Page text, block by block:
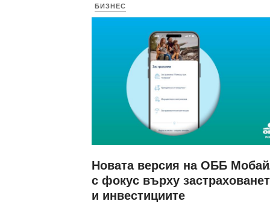
БИЗНЕС
Новата версия на ОББ
с фокус върху
и инвестициите